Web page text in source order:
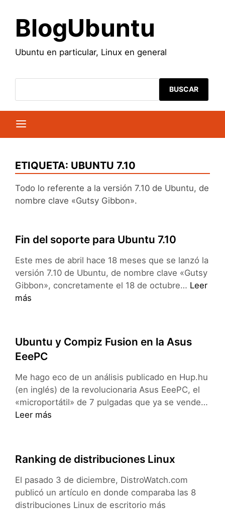
contenido
BlogUbuntu
Ubuntu en particular, Linux en general
BUSCAR
ETIQUETA: UBUNTU 7.10
Todo lo referente a la versión 7.10 de Ubuntu, de
nombre clave «Gutsy Gibbon».
Fin del soporte para Ubuntu 7.10
Este mes de abril hace 18 meses que se lanzó la
versión 7.10 de Ubuntu, de nombre clave «Gutsy
Gibbon», concretamente el 18 de octubre… Fin
7.10
Leer
más
Ubuntu y Compiz Fusion en la Asus
EeePC
Me hago eco de un análisis publicado en Hup.hu
(en inglés) de la revolucionaria Asus EeePC, el
«microportátil» de 7 pulgadas que ya se vende…
Ubuntu
en
la
Asus
EeePC
Leer más
Ranking de distribuciones Linux
El pasado 3 de diciembre, DistroWatch.com
publicó un artículo en donde comparaba las 8
distribuciones Linux de escritorio más